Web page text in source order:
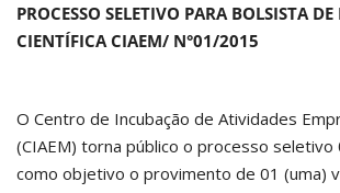
PROCESSO SELETIVO PARA BOLSISTA
CIENTÍFICA CIAEM/ N°01/2015
O Centro de Incubação de Atividades
(CIAEM) torna público o processo
como objetivo o provimento de 01 (uma)